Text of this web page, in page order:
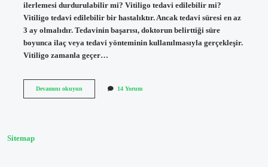
ilerlemesi durdurulabilir mi? Vitiligo tedavi edilebilir mi?
Vitiligo tedavi edilebilir bir hastalıktır. Ancak tedavi süresi en az
3 ay olmalıdır. Tedavinin başarısı, doktorun belirttiği süre
boyunca ilaç veya tedavi yönteminin kullanılmasıyla gerçekleşir.
Vitiligo zamanla geçer…
Devamını okuyunVitiligo
14 Yorum
Sitemap